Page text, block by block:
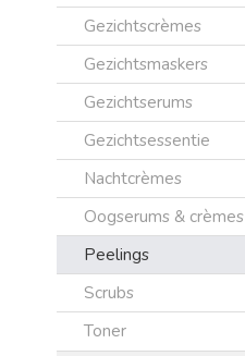
Gezichtscrèmes
Gezichtsmaskers
Gezichtserums
Gezichtsessentie
Nachtcrèmes
Oogserums & crèmes
Peelings
Scrubs
Toner